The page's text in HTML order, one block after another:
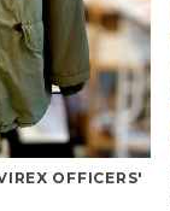
OFFICERS'